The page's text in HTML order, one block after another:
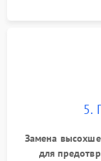
5.
Замена
для